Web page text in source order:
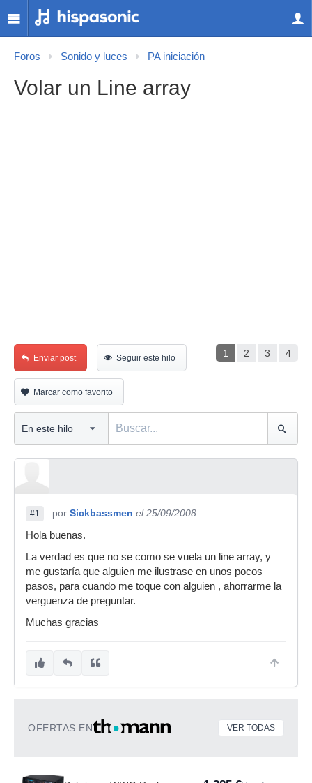
Foros Sonido y luces PA iniciación
Volar un Line array
1 2 3 4
Enviar post Seguir este hilo
Marcar como favorito
#1 por Sickbassmen el 25/09/2008
Hola buenas.
La verdad es que no se como se vuela un line array, y
me gustaría que alguien me ilustrase en unos pocos
pasos, para cuando me toque con alguien , ahorrarme la
verguenza de preguntar.
Muchas gracias
OFERTAS EN VER TODAS